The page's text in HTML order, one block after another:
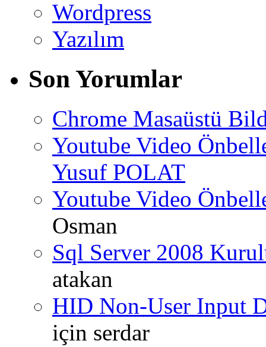
Wordpress
Yazılım
Son Yorumlar
Chrome Masaüstü
Youtube Video
Yusuf POLAT
Youtube Video
Osman
Sql Server 2008
atakan
HID Non-User Input
için serdar